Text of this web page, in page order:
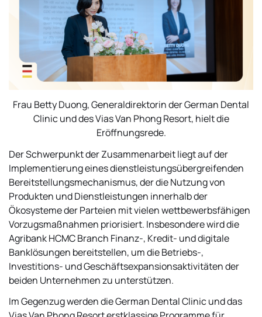
Frau Betty Duong, Generaldirektorin der German Dental
Clinic und des Vias Van Phong Resort, hielt die
Eröffnungsrede.
Der Schwerpunkt der Zusammenarbeit liegt auf der
Implementierung eines dienstleistungsübergreifenden
Bereitstellungsmechanismus, der die Nutzung von
Produkten und Dienstleistungen innerhalb der
Ökosysteme der Parteien mit vielen wettbewerbsfähigen
Vorzugsmaßnahmen priorisiert. Insbesondere wird die
Agribank HCMC Branch Finanz-, Kredit- und digitale
Banklösungen bereitstellen, um die Betriebs-,
Investitions- und Geschäftsexpansionsaktivitäten der
beiden Unternehmen zu unterstützen.
Im Gegenzug werden die German Dental Clinic und das